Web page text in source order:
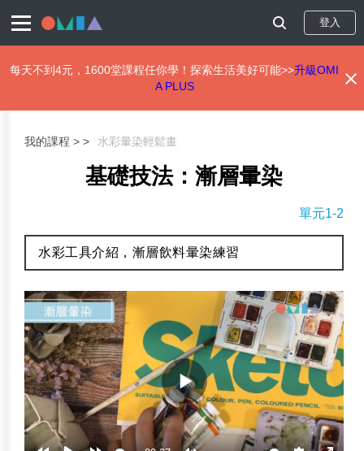
登入
每天不到4元，1600堂課程任你學！探索生活美好可能>>升級OMI
A PLUS
我的課程 > 水彩暈染輕鬆畫
基礎技法：漸層暈染
單元1-2
水彩工具介紹，漸層飲料暈染練習